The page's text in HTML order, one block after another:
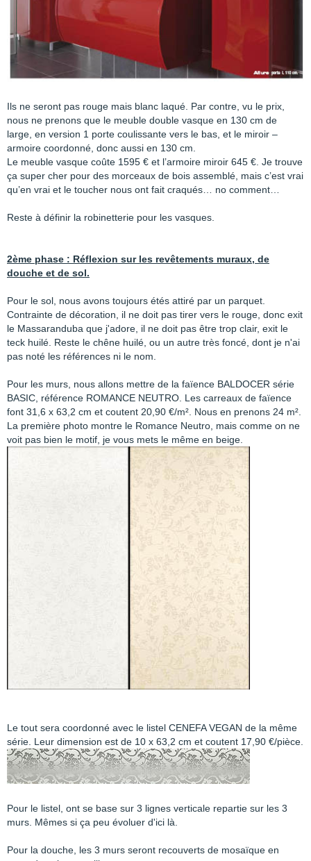
Ils ne seront pas rouge mais blanc laqué. Par contre, vu le prix,
nous ne prenons que le meuble double vasque en 130 cm de
large, en version 1 porte coulissante vers le bas, et le miroir –
armoire coordonné, donc aussi en 130 cm.
Le meuble vasque coûte 1595 € et l’armoire miroir 645 €. Je trouve
ça super cher pour des morceaux de bois assemblé, mais c’est vrai
qu’en vrai et le toucher nous ont fait craqués… no comment…
Reste à définir la robinetterie pour les vasques.
2ème phase : Réflexion sur les revêtements muraux, de
douche et de sol.
Pour le sol, nous avons toujours étés attiré par un parquet.
Contrainte de décoration, il ne doit pas tirer vers le rouge, donc exit
le Massaranduba que j'adore, il ne doit pas être trop clair, exit le
teck huilé. Reste le chêne huilé, ou un autre très foncé, dont je n'ai
pas noté les références ni le nom.
Pour les murs, nous allons mettre de la faïence BALDOCER série
BASIC, référence ROMANCE NEUTRO. Les carreaux de faïence
font 31,6 x 63,2 cm et coutent 20,90 €/m². Nous en prenons 24 m².
La première photo montre le Romance Neutro, mais comme on ne
voit pas bien le motif, je vous mets le même en beige.
Le tout sera coordonné avec le listel CENEFA VEGAN de la même
série. Leur dimension est de 10 x 63,2 cm et coutent 17,90 €/pièce.
Pour le listel, ont se base sur 3 lignes verticale repartie sur les 3
murs. Mêmes si ça peu évoluer d'ici là.
Pour la douche, les 3 murs seront recouverts de mosaïque en